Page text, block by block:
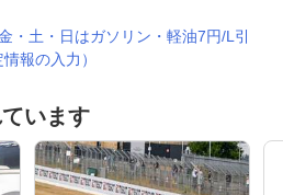
・土・日はガソリン・軽油7円/L引
報の入力）
います